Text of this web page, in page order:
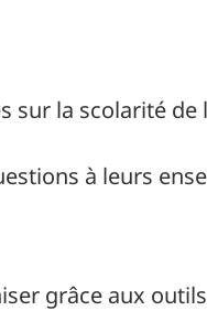
sur la scolarité de
à leurs
grâce aux